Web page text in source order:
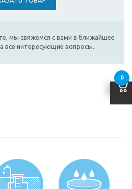
мы свяжемся с вами в ближайшее
все интересующие вопросы.
0